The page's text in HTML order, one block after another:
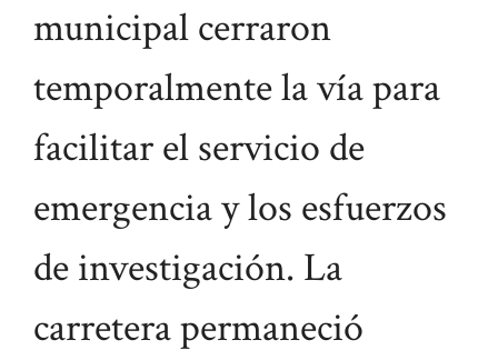
municipal cerraron
temporalmente la vía para
facilitar el servicio de
emergencia y los esfuerzos
de investigación. La
carretera permaneció